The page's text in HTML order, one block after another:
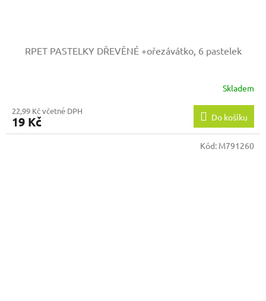
RPET PASTELKY DŘEVĚNÉ +ořezávátko, 6 pastelek
Skladem
22,99 Kč včetně DPH
19 Kč Do košíku
Kód: M791260